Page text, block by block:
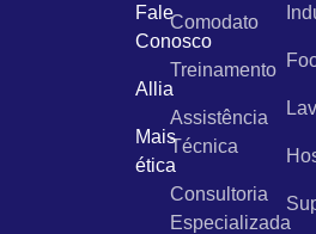
Fale
Conosco
Allia
Mais
ética
Comodato
Treinamento
Assistência
Técnica
Consultoria
Especializada